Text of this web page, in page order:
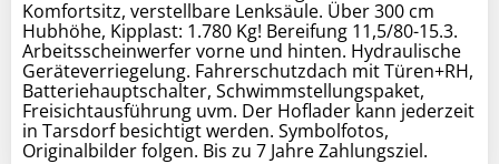
Komfortsitz, verstellbare Lenksäule. Über 300 cm
Hubhöhe, Kipplast: 1.780 Kg! Bereifung 11,5/80-15.3.
Arbeitsscheinwerfer vorne und hinten. Hydraulische
Geräteverriegelung. Fahrerschutzdach mit Türen+RH,
Batteriehauptschalter, Schwimmstellungspaket,
Freisichtausführung uvm. Der Hoflader kann jederzeit
in Tarsdorf besichtigt werden. Symbolfotos,
Originalbilder folgen. Bis zu 7 Jahre Zahlungsziel.